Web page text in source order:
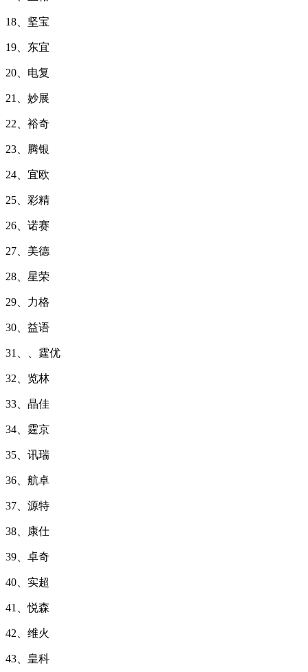
18、坚宝
19、东宜
20、电复
21、妙展
22、裕奇
23、腾银
24、宜欧
25、彩精
26、诺赛
27、美德
28、星荣
29、力格
30、益语
31、、霆优
32、览林
33、晶佳
34、霆京
35、讯瑞
36、航卓
37、源特
38、康仕
39、卓奇
40、实超
41、悦森
42、维火
43、皇科